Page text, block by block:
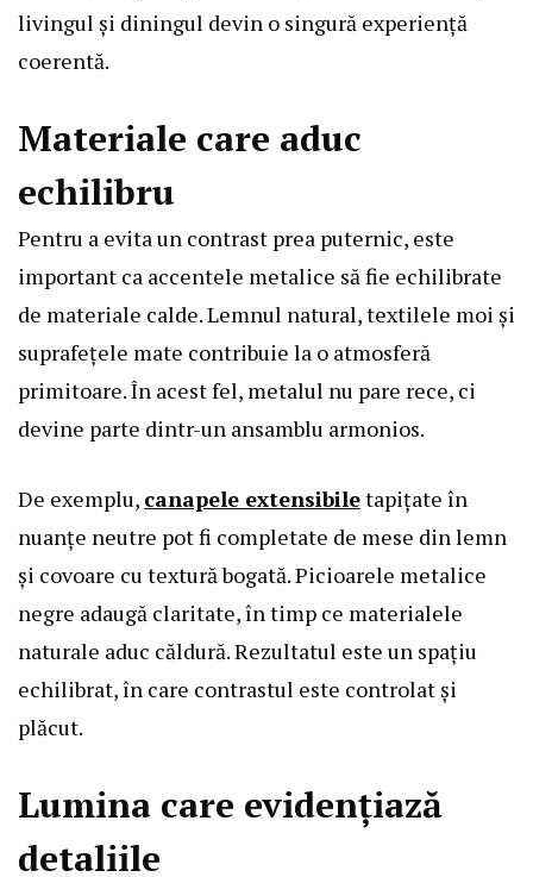
livingul și diningul devin o singură experiență
coerentă.
Materiale care aduc
echilibru
Pentru a evita un contrast prea puternic, este
important ca accentele metalice să fie echilibrate
de materiale calde. Lemnul natural, textilele moi și
suprafețele mate contribuie la o atmosferă
primitoare. În acest fel, metalul nu pare rece, ci
devine parte dintr-un ansamblu armonios.
De exemplu, canapele extensibiletapițate în
nuanțe neutre pot fi completate de mese din lemn
și covoare cu textură bogată. Picioarele metalice
negre adaugă claritate, în timp ce materialele
naturale aduc căldură. Rezultatul este un spațiu
echilibrat, în care contrastul este controlat și
plăcut.
Lumina care evidențiază
detaliile